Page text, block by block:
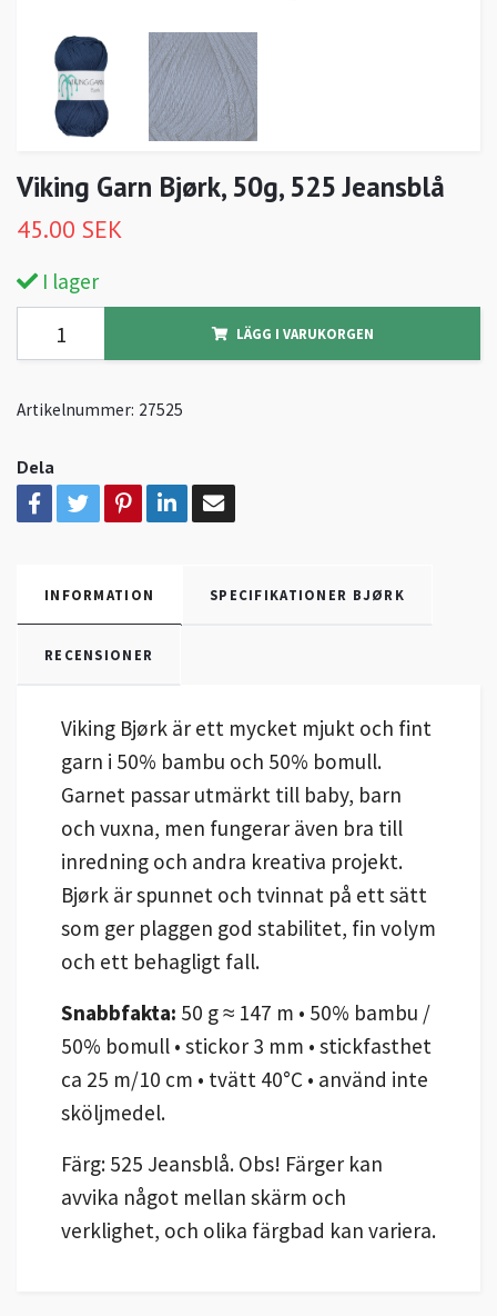
Viking Garn Bjørk, 50g, 525 Jeansblå
45.00 SEK
I lager
LÄGG I VARUKORGEN
Artikelnummer: 27525
Dela
INFORMATION SPECIFIKATIONER BJØRK
RECENSIONER
Viking Bjørk är ett mycket mjukt och fint
garn i 50% bambu och 50% bomull.
Garnet passar utmärkt till baby, barn
och vuxna, men fungerar även bra till
inredning och andra kreativa projekt.
Bjørk är spunnet och tvinnat på ett sätt
som ger plaggen god stabilitet, fin volym
och ett behagligt fall.
Snabbfakta: 50 g ≈ 147 m • 50% bambu /
50% bomull • stickor 3 mm • stickfasthet
ca 25 m/10 cm • tvätt 40°C • använd inte
sköljmedel.
Färg: 525 Jeansblå. Obs! Färger kan
avvika något mellan skärm och
verklighet, och olika färgbad kan variera.